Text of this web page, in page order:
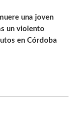
una joven
un violento
en Córdoba